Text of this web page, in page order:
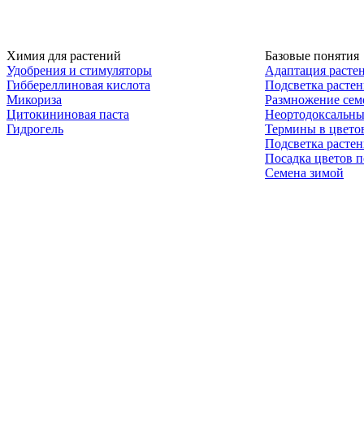
Химия для растений
Удобрения и стимуляторы
Гиббереллиновая кислота
Микориза
Цитокининовая паста
Гидрогель
Базовые понятия
Адаптация
Подсветка
Размножение
Термины в
Подсветка
Посадка цветов
Семена зимой